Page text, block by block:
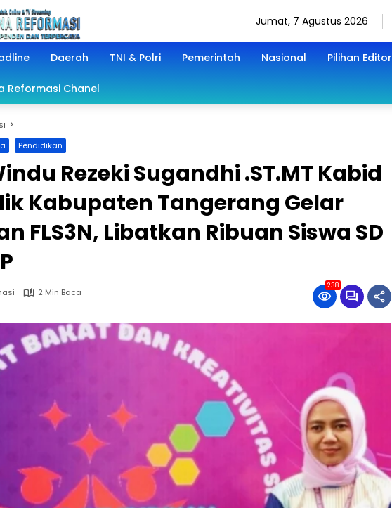
Jumat, 7 Agustus 2026
Daerah TNI & Polri Pemerintah Nasional Pilihan Editor
Reformasi Chanel
Pendidikan
Rezeki Sugandhi .ST.MT Kabid
Kabupaten Tangerang Gelar
FLS3N, Libatkan Ribuan Siswa SD
2 Min Baca
238